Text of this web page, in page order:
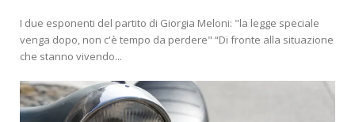
I due esponenti del partito di Giorgia Meloni: "la legge speciale
venga dopo, non c'è tempo da perdere" “Di fronte alla situazione
che stanno vivendo...